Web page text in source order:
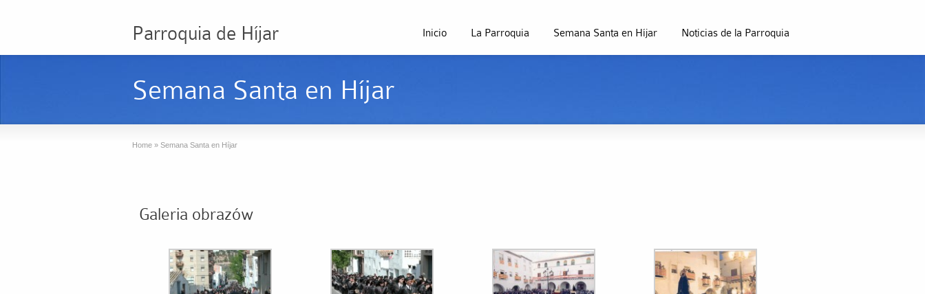
Parroquia de Híjar Inicio La Parroquia Semana Santa en Híjar Noticias de la Parroquia
Semana Santa en Híjar
Home » Semana Santa en Híjar
Galeria obrazów